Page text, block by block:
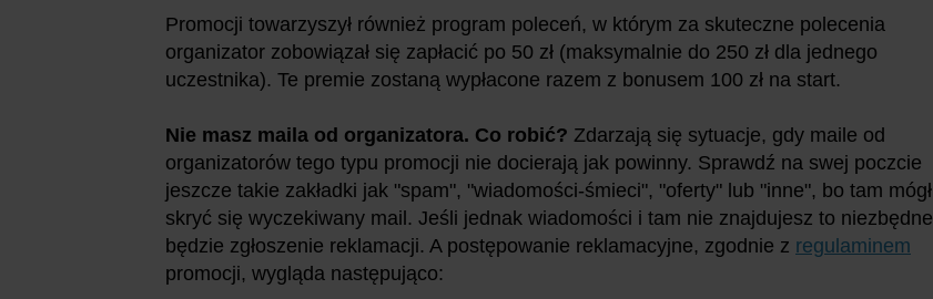
Promocji towarzyszył również program poleceń, w którym za skuteczne polecenia
organizator zobowiązał się zapłacić po 50 zł (maksymalnie do 250 zł dla jednego
uczestnika). Te premie zostaną wypłacone razem z bonusem 100 zł na start.
Nie masz maila od organizatora. Co robić? Zdarzają się sytuacje, gdy maile od
organizatorów tego typu promocji nie docierają jak powinny. Sprawdź na swej poczcie
jeszcze takie zakładki jak "spam", "wiadomości-śmieci", "oferty" lub "inne", bo tam mógł
skryć się wyczekiwany mail. Jeśli jednak wiadomości i tam nie znajdujesz to niezbędne
będzie zgłoszenie reklamacji. A postępowanie reklamacyjne, zgodnie z regulaminem
promocji, wygląda następująco: